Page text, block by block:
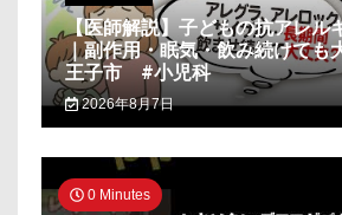
【医師解説】子どもの抗アレル
｜副作用・眠気・飲み続けて
王子市 #小児科
2026年8月7日
0 Minutes